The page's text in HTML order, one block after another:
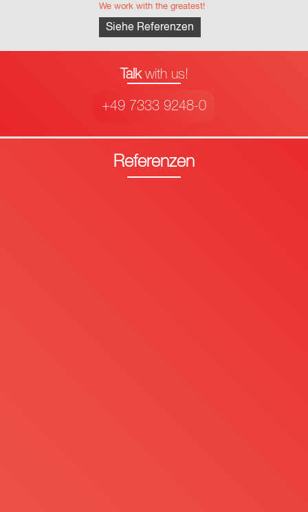
We work with the greatest!
Siehe Referenzen
Talkwith us!
+49 7333 9248-0
Referenzen